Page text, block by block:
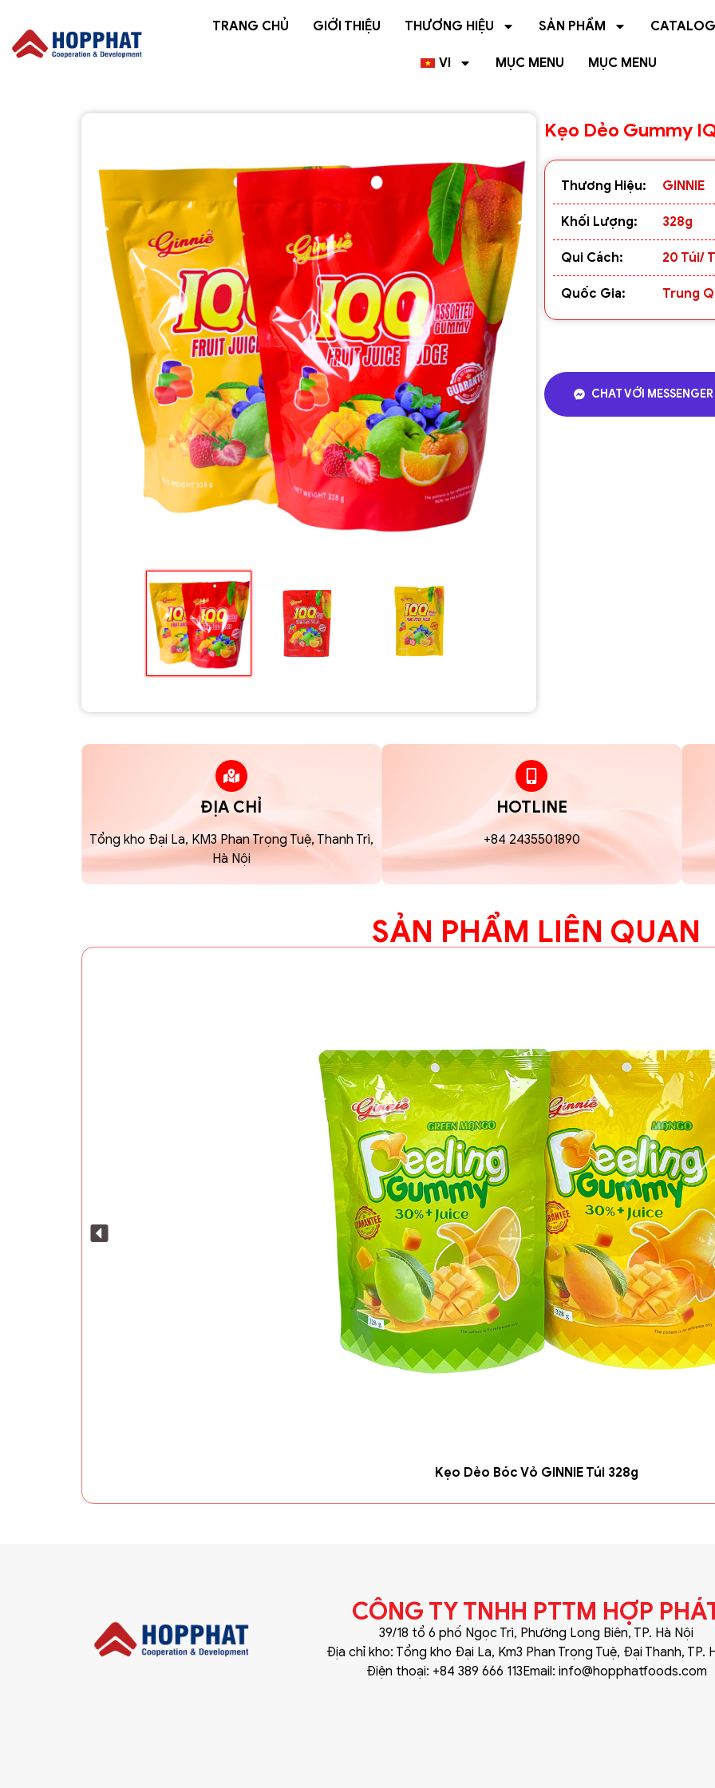
TRANG CHỦ GIỚI THIỆU THƯƠNG HIỆU SẢN PHẨM CATALOG
VI MỤC MENU MỤC MENU
Kẹo Dẻo Gummy
Thương Hiệu: GINNIE
Khối Lượng: 328g
Qui Cách: 20 Túi/
Quốc Gia: Trung
CHAT VỚI MESSENGER
ĐỊA CHỈ
Tổng kho Đại La, KM3 Phan Trọng Tuệ, Thanh Trì,
Hà Nội
HOTLINE
+84 2435501890
SẢN PHẨM LIÊN QUAN
Kẹo Dẻo Bóc Vỏ GINNIE Túi 328g
CÔNG TY TNHH PTTM HỢP
39/18 tổ 6 phố Ngọc Trì, Phường Long Biên, TP. Hà Nội
Địa chỉ kho: Tổng kho Đại La, Km3 Phan Trọng Tuệ, Đại Thanh, TP.
Điện thoại: +84 389 666 113Email: info@hopphatfoods.com